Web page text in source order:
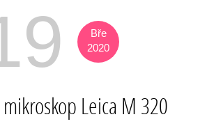
Bře
2020
Leica M 320